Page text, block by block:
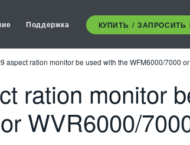
Поддержка КУПИТЬ / ЗАПРОСИТЬ
aspect ration monitor be used with the WFM6000/7000
ration monitor
WVR6000/